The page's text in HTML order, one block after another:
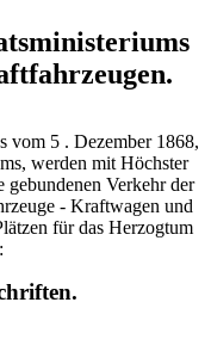
vom 5 . Dezember 1868,
werden mit Höchster
Verkehr der
- Kraftwagen und
für das Herzogtum